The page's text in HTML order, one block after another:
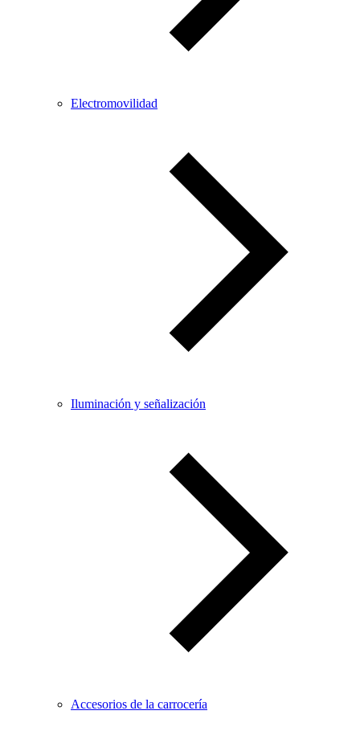
Electromovilidad
Iluminación y señalización
Accesorios de la carrocería